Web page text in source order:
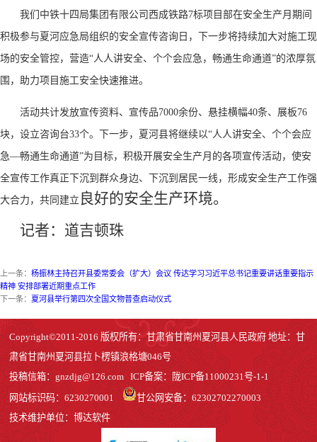
我们中铁十四局集团有限公司西成铁路7标项目部在安全生产月期间
积极参与夏河应急局组织的安全宣传咨询日，下一步将持续加大对施工现
场的安全管控，营造“人人讲安全、个个会应急，畅通生命通道”的浓厚氛
围，助力项目施工安全快速推进。
活动共计发放宣传资料、宣传品7000余份、悬挂横幅40条、展板76
块，设立咨询台33个。 下一步，夏河县将继续以“人人讲安全、个个会应
急—畅通生命通道”为目标，积极开展安全生产月的各项宣传活动，使安
全宣传工作真正下沉到群众身边、下沉到居民一线，形成安全生产工作强
大合力，共同建立 良好的安全生产环境。
记者：道吉顿珠
上一条： 杨振林主持召开县委常委会（扩大）会议 传达学习习近平总书记重要讲话重要指示
精神 安排部署近期重点工作
下一条： 夏河县举行第四次全国文物普查启动仪式
Copyright©2011-2016 版权所有：甘肃省甘南州夏河县人民政府 地址：甘
肃省甘南州夏河县拉卜楞镇浪格塘046号
投稿信箱：gnzdjg@126.com ICP备案： 陇ICP备11000231号-1-1
网站标识码：6230270001
甘公网安备：62302702270003
技术维护单位：博达软件